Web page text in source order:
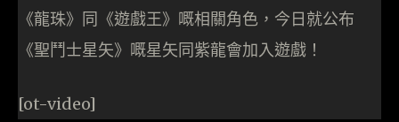
《龍珠》同《遊戲王》嘅相關角色，今日就公布
《聖鬥士星矢》嘅星矢同紫龍會加入遊戲！
[ot-video]